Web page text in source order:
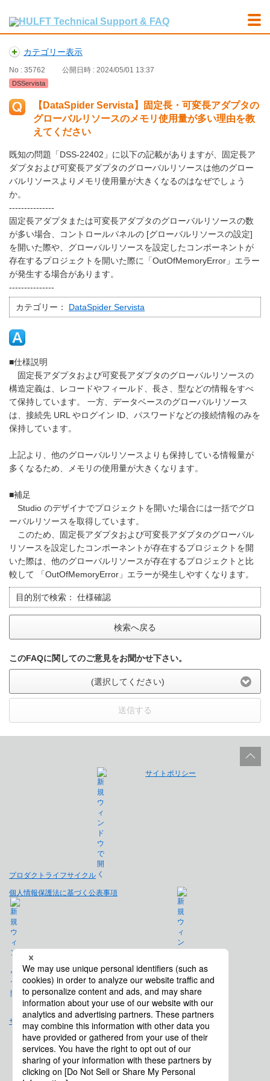
カテゴリー表示
No : 35762 公開日時 : 2024/05/01 13:37
DSServista
【DataSpider Servista】固定長・可変長アダプタの
グローバルリソースのメモリ使用量が多い理由を教
えてください
既知の問題「DSS-22402」に以下の記載がありますが、固定長ア
ダプタおよび可変長アダプタのグローバルリソースは他のグロー
バルリソースよりメモリ使用量が大きくなるのはなぜでしょう
か。
---------------
固定長アダプタまたは可変長アダプタのグローバルリソースの数
が多い場合、コントロールパネルの [グローバルリソースの設定]
を開いた際や、グローバルリソースを設定したコンポーネントが
存在するプロジェクトを開いた際に「OutOfMemoryError」エラー
が発生する場合があります。
---------------
カテゴリー： DataSpider Servista
■仕様説明
固定長アダプタおよび可変長アダプタのグローバルリソースの
構造定義は、レコードやフィールド、長さ、型などの情報をすべ
て保持しています。 一方、データベースのグローバルリソース
は、接続先 URL やログイン ID、パスワードなどの接続情報のみを
保持しています。
上記より、他のグローバルリソースよりも保持している情報量が
多くなるため、メモリの使用量が大きくなります。
■補足
Studio のデザイナでプロジェクトを開いた場合には一括でグロ
ーバルリソースを取得しています。
このため、固定長アダプタおよび可変長アダプタのグローバル
リソースを設定したコンポーネントが存在するプロジェクトを開
いた際は、他のグローバルリソースが存在するプロジェクトと比
較して 「OutOfMemoryError」エラーが発生しやすくなります。
目的別で検索： 仕様確認
検索へ戻る
このFAQに関してのご意見をお聞かせ下さい。
(選択してください)
送信する
プロダクトライフサイクル
サイトポリシー
個人情報保護法に基づく公表事項
免責事項
サイトマップ